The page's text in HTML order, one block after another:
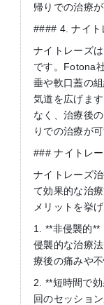
帰りでの治療が
#### 4. ナイト
ナイトレーズ
です。Fotona
垂や軟口蓋の
気道を広げま
なく、治療後
りでの治療が可
### ナイトレ
ナイトレーズ
て効果的な治
メリットを挙げ
1. **非侵襲的**
侵襲的な治療
療後の痛みや
2. **短時間で
回のセッショ